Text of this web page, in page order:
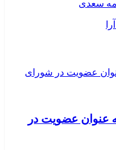
سعدی
عنوان عضویت در